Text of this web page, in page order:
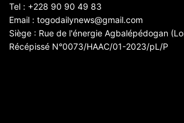
Tel : +228 90 90 49 83
Email : togodailynews@gmail.com
Siège : Rue de l'énergie Agbalépédogan
Récépissé N°0073/HAAC/01-2023/pL/P